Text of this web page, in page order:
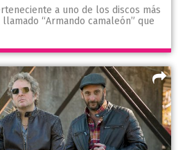
a uno de los discos más
“Armando camaleón” que